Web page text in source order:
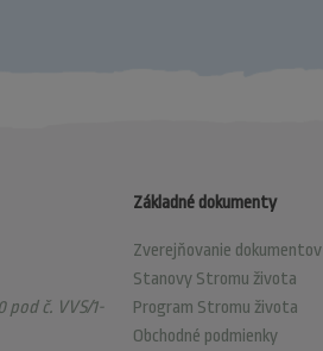
pod č. VVS/1-
Základné dokumenty
Zverejňovanie dokumentov
Stanovy Stromu života
Program Stromu života
Obchodné podmienky